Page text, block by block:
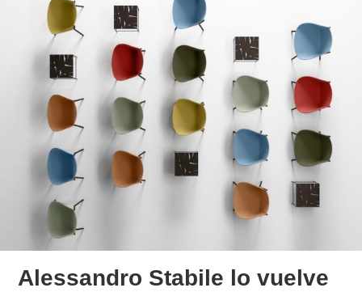
Alessandro Stabile lo vuelve